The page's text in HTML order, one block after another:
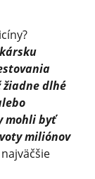
dlhé
mohli byť
miliónov